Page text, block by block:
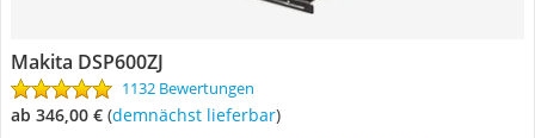
Makita DSP600ZJ
1132 Bewertungen
ab 346,00 € ( Demnächst lieferbar)